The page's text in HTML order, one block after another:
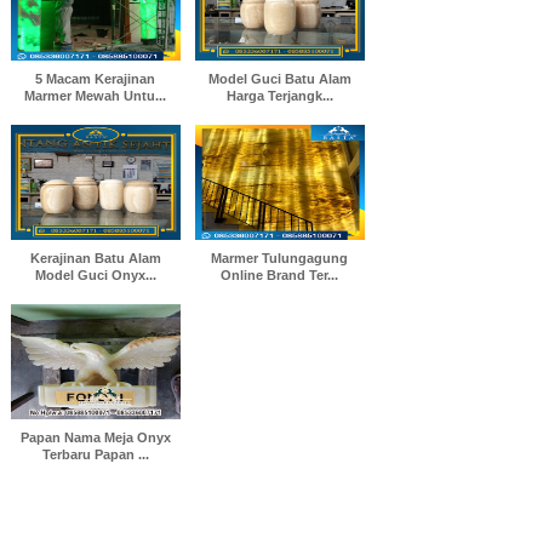
5 Macam Kerajinan
Marmer Mewah Untu...
Model Guci Batu Alam
Harga Terjangk...
Kerajinan Batu Alam
Model Guci Onyx...
Marmer Tulungagung
Online Brand Ter...
Papan Nama Meja Onyx
Terbaru Papan ...